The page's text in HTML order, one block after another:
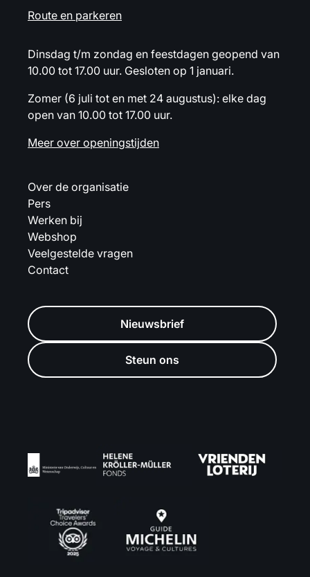
Route en parkeren
Dinsdag t/m zondag en feestdagen geopend van
10.00 tot 17.00 uur. Gesloten op 1 januari.
Zomer (6 juli tot en met 24 augustus): elke dag
open van 10.00 tot 17.00 uur.
Meer over openingstijden
Over de organisatie
Pers
Werken bij
Webshop
Veelgestelde vragen
Contact
Nieuwsbrief
Steun ons